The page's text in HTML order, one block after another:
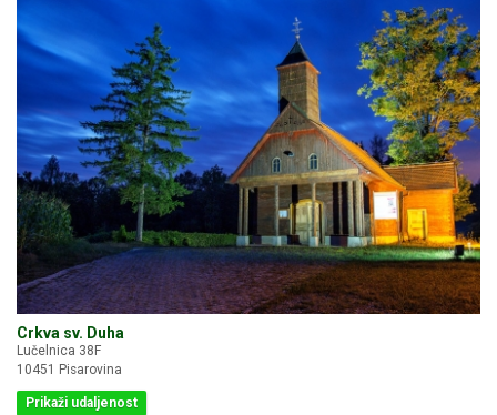
Crkva sv. Duha
Lučelnica 38F
10451 Pisarovina
Prikaži udaljenost